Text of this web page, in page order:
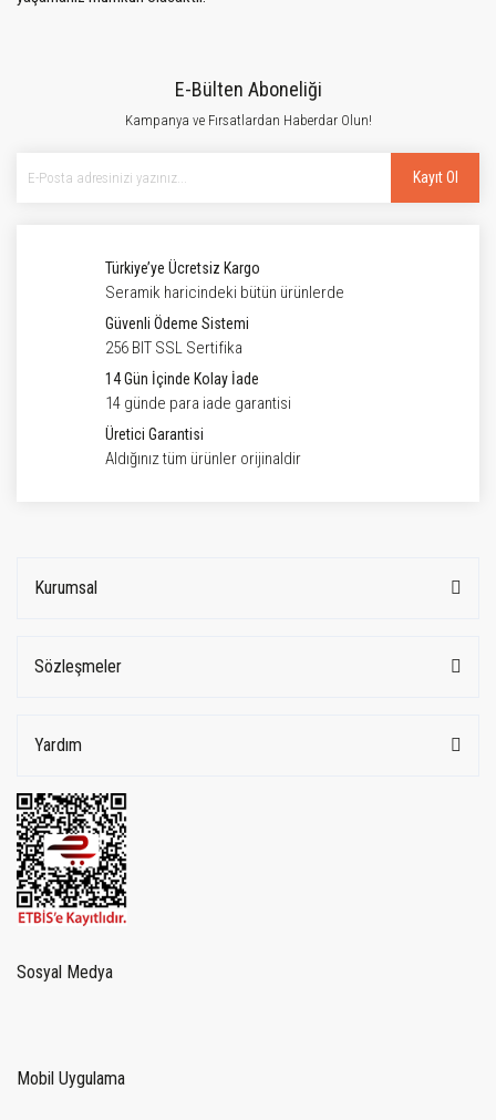
E-Bülten Aboneliği
Kampanya ve Fırsatlardan Haberdar Olun!
Kayıt Ol
Türkiye’ye Ücretsiz Kargo
Seramik haricindeki bütün ürünlerde
Güvenli Ödeme Sistemi
256 BIT SSL Sertifika
14 Gün İçinde Kolay İade
14 günde para iade garantisi
Üretici Garantisi
Aldığınız tüm ürünler orijinaldir
Kurumsal
Sözleşmeler
Yardım
Sosyal Medya
Mobil Uygulama